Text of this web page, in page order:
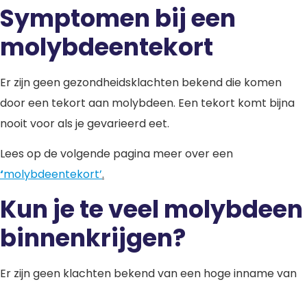
Symptomen bij een
molybdeentekort
Er zijn geen gezondheidsklachten bekend die komen
door een tekort aan molybdeen. Een tekort komt bijna
nooit voor als je gevarieerd eet.
Lees op de volgende pagina meer over een
‘molybdeentekort’.
Kun je te veel molybdeen
binnenkrijgen?
Er zijn geen klachten bekend van een hoge inname van